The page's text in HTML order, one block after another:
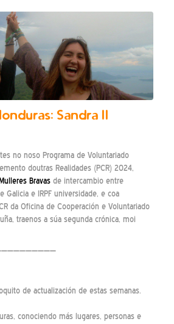
Sandra II
no noso Programa de Voluntariado
doutras Realidades (PCR) 2024,
Mulleres Bravasde intercambio entre
Galicia e IRPF universidade, e coa
da Oficina de Cooperación e Voluntariado
traenos a súa segunda crónica, moi
de actualización de estas semanas.
conociendo más lugares, personas e